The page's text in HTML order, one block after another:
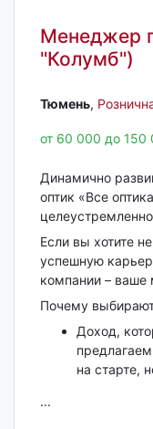
Менеджер
"Колумб")
Тюмень‎,
от 60 000 до 150
Динамично
оптик «Все
Если вы хотите
успешную
компании – ваше
Почему
Доход,
на старте,
...